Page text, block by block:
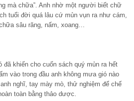
mà chữa”. Anh nhờ một người biết chữ
tuổi đời quá lâu cứ mủn vụn ra như cám,
sâu răng, nấm, xoang…
đã khiến cho cuốn sách quý mủn ra hết
vào trong đầu anh không mưa gió nào
nghĩ, tay mày mò, thử nghiệm để chế
toàn bằng thảo dược.